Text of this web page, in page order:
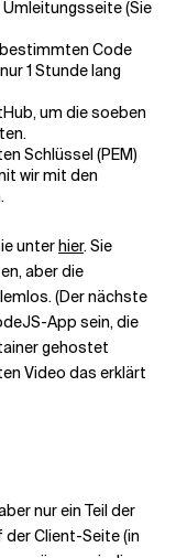
(Sie
Code
1 Stunde lang
um die soeben
Schlüssel (PEM)
wir mit den
unter hier. Sie
aber die
(Der nächste
App sein, die
gehostet
Video das erklärt
nur ein Teil der
der Client-Seite (in